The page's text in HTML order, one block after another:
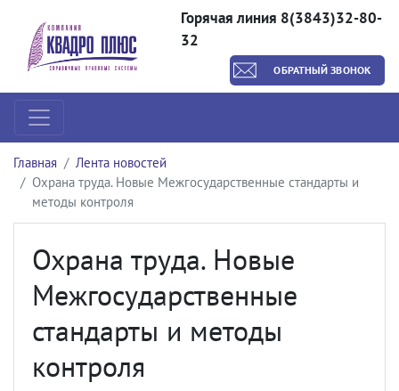
Горячая линия 8(3843)32-80-
32
ОБРАТНЫЙ ЗВОНОК
Главная
Лента новостей
Охрана труда. Новые Межгосударственные стандарты и
методы контроля
Охрана труда. Новые
Межгосударственные
стандарты и методы
контроля